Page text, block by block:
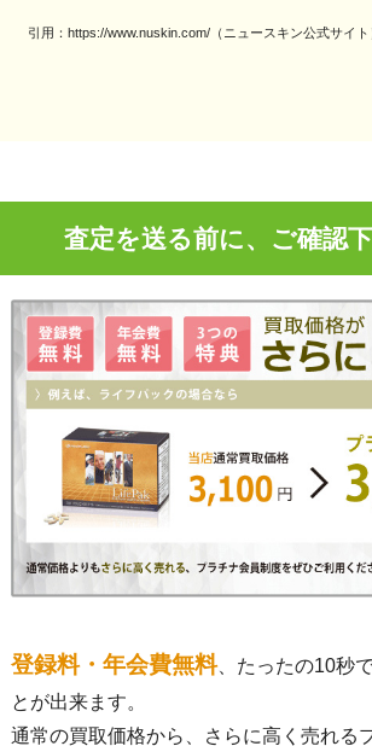
引用：https://www.nuskin.com/（ニュースキン公式サイト
査定を送る前に、ご確認
登録料・年会費無料、たったの10秒
とが出来ます。
通常の買取価格から、さらに高く売れる